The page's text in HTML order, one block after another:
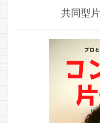
共同型